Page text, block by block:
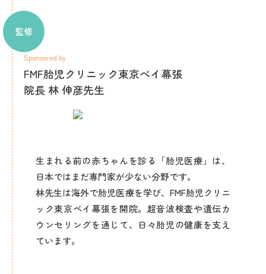
監修
Sponsored by
FMF胎児クリニック東京べイ幕張
院長 林 伸彦先生
生まれる前の赤ちゃんを診る「胎児医療」は、
日本ではまだ専門家が少ない分野です。
林先生は海外で胎児医療を学び、FMF胎児クリニ
ック東京ベイ幕張を開院。超音波検査や遺伝カ
ウンセリングを通じて、日々胎児の健康を支え
ています。